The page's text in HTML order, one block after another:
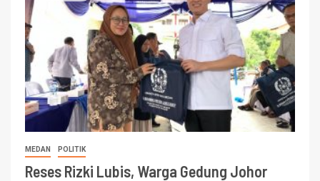
MEDAN POLITIK
Reses Rizki Lubis, Warga Gedung Johor